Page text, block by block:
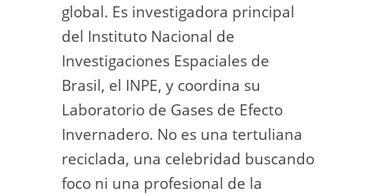
global. Es investigadora principal
del Instituto Nacional de
Investigaciones Espaciales de
Brasil, el INPE, y coordina su
Laboratorio de Gases de Efecto
Invernadero. No es una tertuliana
reciclada, una celebridad buscando
foco ni una profesional de la